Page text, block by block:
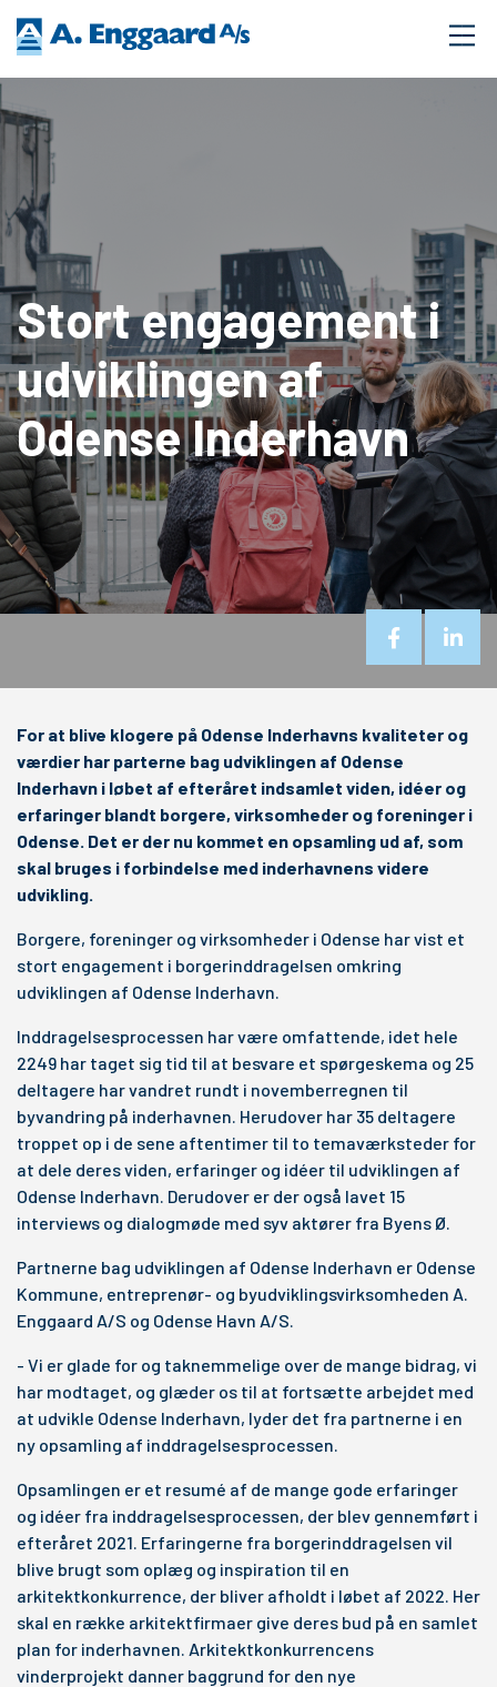
Stort engagement i
udviklingen af
Odense Inderhavn
For at blive klogere på Odense Inderhavns kvaliteter og
værdier har parterne bag udviklingen af Odense
Inderhavn i løbet af efteråret indsamlet viden, idéer og
erfaringer blandt borgere, virksomheder og foreninger i
Odense. Det er der nu kommet en opsamling ud af, som
skal bruges i forbindelse med inderhavnens videre
udvikling.
Borgere, foreninger og virksomheder i Odense har vist et
stort engagement i borgerinddragelsen omkring
udviklingen af Odense Inderhavn.
Inddragelsesprocessen har være omfattende, idet hele
2249 har taget sig tid til at besvare et spørgeskema og 25
deltagere har vandret rundt i novemberregnen til
byvandring på inderhavnen. Herudover har 35 deltagere
troppet op i de sene aftentimer til to temaværksteder for
at dele deres viden, erfaringer og idéer til udviklingen af
Odense Inderhavn. Derudover er der også lavet 15
interviews og dialogmøde med syv aktører fra Byens Ø.
Partnerne bag udviklingen af Odense Inderhavn er Odense
Kommune, entreprenør- og byudviklingsvirksomheden A.
Enggaard A/S og Odense Havn A/S.
- Vi er glade for og taknemmelige over de mange bidrag, vi
har modtaget, og glæder os til at fortsætte arbejdet med
at udvikle Odense Inderhavn, lyder det fra partnerne i en
ny opsamling af inddragelsesprocessen.
Opsamlingen er et resumé af de mange gode erfaringer
og idéer fra inddragelsesprocessen, der blev gennemført i
efteråret 2021. Erfaringerne fra borgerinddragelsen vil
blive brugt som oplæg og inspiration til en
arkitektkonkurrence, der bliver afholdt i løbet af 2022. Her
skal en række arkitektfirmaer give deres bud på en samlet
plan for inderhavnen. Arkitektkonkurrencens
vinderprojekt danner baggrund for den nye